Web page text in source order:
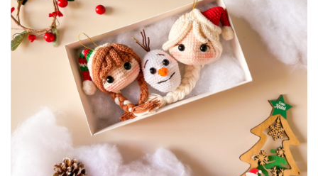
desejos